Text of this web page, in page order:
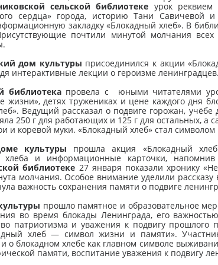
сельской библиотеке урок
сердца» города, историю Тани Савичевой и
закладку «Блокадный хлеб». В
почтили минутой молчания
дом культуры присоединился к акции
интерактивные лекции о героизме ленинградцев.
библиотекапровела c юными читателями
жизни», детях тружениках и цене каждого дня
Ведущий рассказал о подвиге горожан,
250 г для работающих и 125 г для остальных,
и коревой муки. «Блокадный хлеб» стал
культуры прошла акция «Блокадный
хлеба и информационные карточки,
библиотеке 27 января показали хронику
молчания. Особое внимание уделили
важность сохранения памяти о подвиге
прошло памятное и образовательное
во время блокады Ленинграда, его
патриотизма и уважения к подвигу прошлого
хлеб — символ жизни и памяти».
о блокадном хлебе как главном символе
памяти, воспитание уважения к подвигу